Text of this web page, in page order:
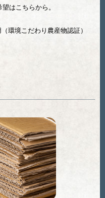
はこちらから。
環境こだわり農産物認証）